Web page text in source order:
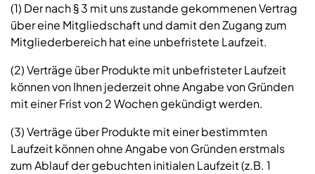
(1) Der nach § 3 mit uns zustande gekommenen Vertrag
über eine Mitgliedschaft und damit den Zugang zum
Mitgliederbereich hat eine unbefristete Laufzeit.
(2) Verträge über Produkte mit unbefristeter Laufzeit
können von Ihnen jederzeit ohne Angabe von Gründen
mit einer Frist von 2 Wochen gekündigt werden.
(3) Verträge über Produkte mit einer bestimmten
Laufzeit können ohne Angabe von Gründen erstmals
zum Ablauf der gebuchten initialen Laufzeit (z.B. 1